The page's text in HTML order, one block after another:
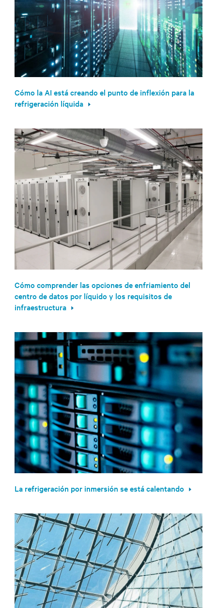
Cómo la AI está creando el punto de inflexión para la
refrigeración líquida
Cómo comprender las opciones de enfriamiento del
centro de datos por líquido y los requisitos de
infraestructura
La refrigeración por inmersión se está calentando